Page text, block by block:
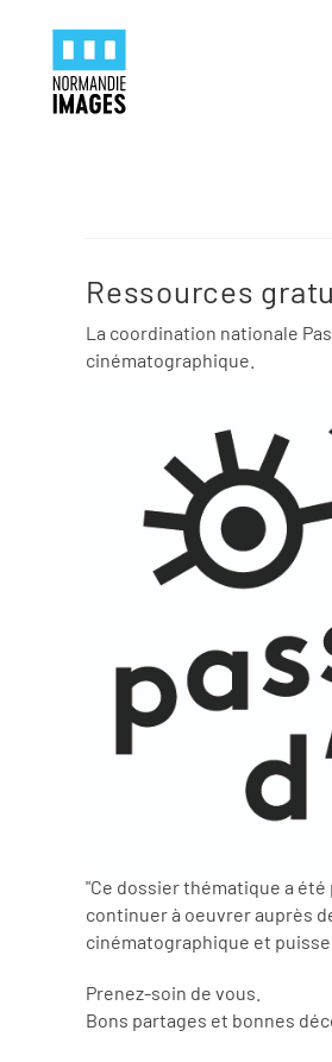
Skip to main content
Ressources
La coordination nationale
cinématographique.
"Ce dossier thématique a
continuer à oeuvrer auprès
cinématographique et
Prenez-soin de vous.
Bons partages et bonnes